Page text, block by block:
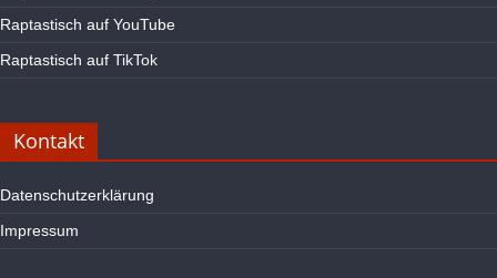
Raptastisch auf YouTube
Raptastisch auf TikTok
Kontakt
Datenschutzerklärung
Impressum